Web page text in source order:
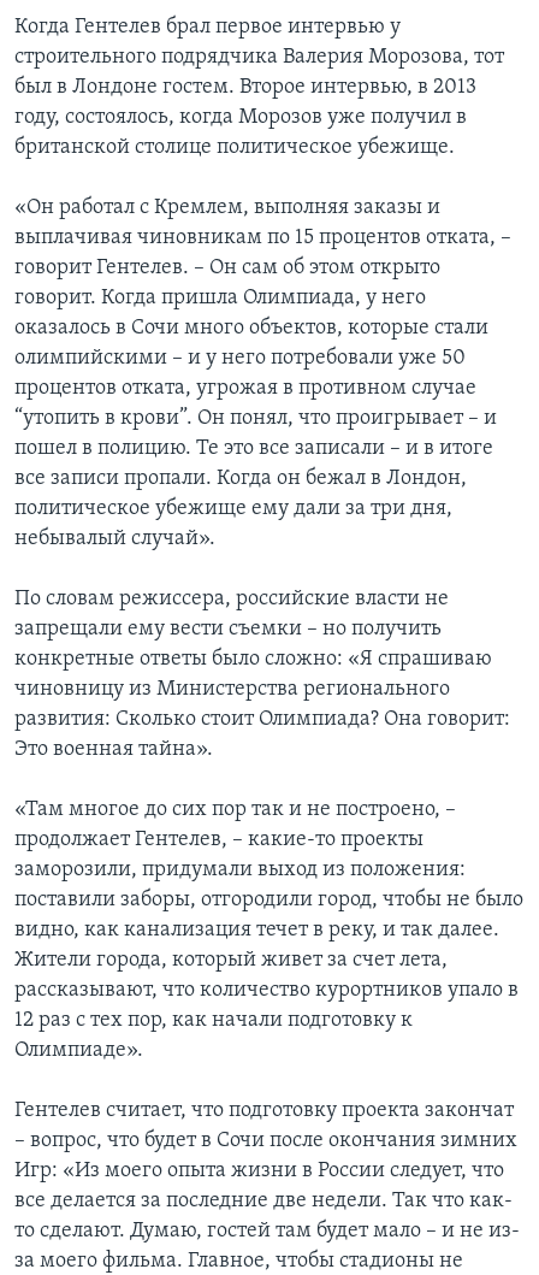
Когда Гентелев брал первое интервью у
строительного подрядчика Валерия Морозова, тот
был в Лондоне гостем. Второе интервью, в 2013
году, состоялось, когда Морозов уже получил в
британской столице политическое убежище.
«Он работал с Кремлем, выполняя заказы и
выплачивая чиновникам по 15 процентов отката, –
говорит Гентелев. – Он сам об этом открыто
говорит. Когда пришла Олимпиада, у него
оказалось в Сочи много объектов, которые стали
олимпийскими – и у него потребовали уже 50
процентов отката, угрожая в противном случае
“утопить в крови”. Он понял, что проигрывает – и
пошел в полицию. Те это все записали – и в итоге
все записи пропали. Когда он бежал в Лондон,
политическое убежище ему дали за три дня,
небывалый случай».
По словам режиссера, российские власти не
запрещали ему вести съемки – но получить
конкретные ответы было сложно: «Я спрашиваю
чиновницу из Министерства регионального
развития: Сколько стоит Олимпиада? Она говорит:
Это военная тайна».
«Там многое до сих пор так и не построено, –
продолжает Гентелев, – какие-то проекты
заморозили, придумали выход из положения:
поставили заборы, отгородили город, чтобы не было
видно, как канализация течет в реку, и так далее.
Жители города, который живет за счет лета,
рассказывают, что количество курортников упало в
12 раз с тех пор, как начали подготовку к
Олимпиаде».
Гентелев считает, что подготовку проекта закончат
– вопрос, что будет в Сочи после окончания зимних
Игр: «Из моего опыта жизни в России следует, что
все делается за последние две недели. Так что как-
то сделают. Думаю, гостей там будет мало – и не из-
за моего фильма. Главное, чтобы стадионы не